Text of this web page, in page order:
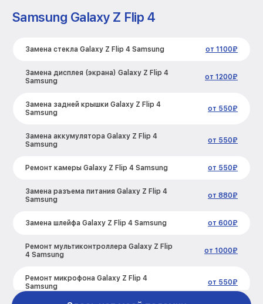
Samsung Galaxy Z Flip 4
Замена стекла Galaxy Z Flip 4 Samsung от 1100₽
Замена дисплея (экрана) Galaxy Z Flip 4
Samsung
от 1200₽
Замена задней крышки Galaxy Z Flip 4
Samsung
от 550₽
Замена аккумулятора Galaxy Z Flip 4
Samsung
от 550₽
Ремонт камеры Galaxy Z Flip 4 Samsung от 550₽
Замена разъема питания Galaxy Z Flip 4
Samsung
от 880₽
Замена шлейфа Galaxy Z Flip 4 Samsung от 600₽
Ремонт мультиконтроллера Galaxy Z Flip
4 Samsung
от 1000₽
Ремонт микрофона Galaxy Z Flip 4
Samsung
от 550₽